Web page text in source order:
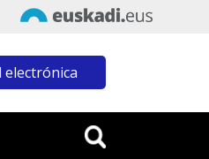
electrónica